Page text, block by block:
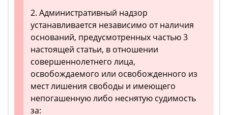
2. Административный надзор
устанавливается независимо от наличия
оснований, предусмотренных частью 3
настоящей статьи, в отношении
совершеннолетнего лица,
освобождаемого или освобожденного из
мест лишения свободы и имеющего
непогашенную либо неснятую судимость
за: